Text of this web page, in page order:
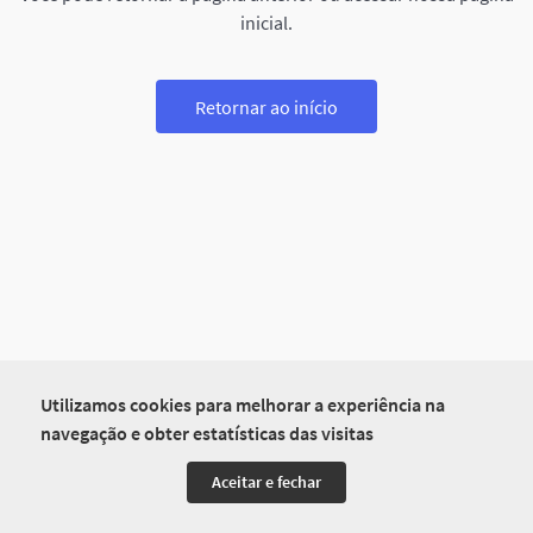
Utilizamos cookies para melhorar a experiência na
navegação e obter estatísticas das visitas
Aceitar e fechar
inicial.
Retornar ao início